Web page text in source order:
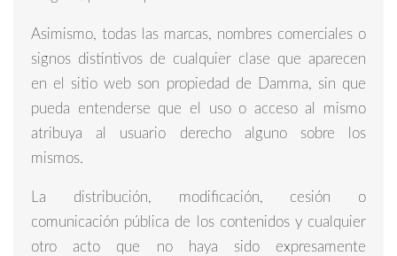
Asimismo, todas las marcas, nombres comerciales o
signos distintivos de cualquier clase que aparecen
en el sitio web son propiedad de Damma, sin que
pueda entenderse que el uso o acceso al mismo
atribuya al usuario derecho alguno sobre los
mismos.
La distribución, modificación, cesión o
comunicación pública de los contenidos y cualquier
otro acto que no haya sido expresamente